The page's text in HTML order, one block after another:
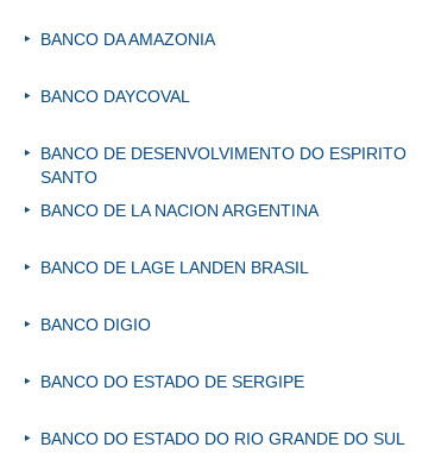
BANCO DA AMAZONIA
BANCO DAYCOVAL
BANCO DE DESENVOLVIMENTO DO ESPIRITO
SANTO
BANCO DE LA NACION ARGENTINA
BANCO DE LAGE LANDEN BRASIL
BANCO DIGIO
BANCO DO ESTADO DE SERGIPE
BANCO DO ESTADO DO RIO GRANDE DO SUL